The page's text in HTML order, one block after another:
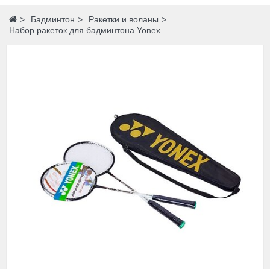
Главная
Бадминтон
Ракетки и воланы
Набор ракеток для бадминтона Yonex